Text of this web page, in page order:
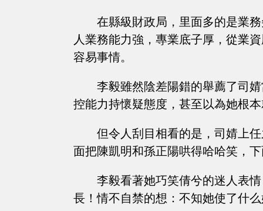
在縣級財政局，里面多的是業
人業務能力強，專業底子厚，從業
容易事情。
李毅雖然陰差陽錯的舉薦了司
控能力持懷疑態度，甚至以為她根
但令人刮目相看的是，司婧上
面把陳凱明和孫正陽哄得哈哈笑，
李毅看著她巧笑倩兮的迷人表
長！情不自禁的想：不知她使了什